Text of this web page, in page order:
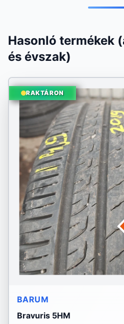
Hasonló termékek
és évszak)
RAKTÁRON
BARUM
Bravuris 5HM